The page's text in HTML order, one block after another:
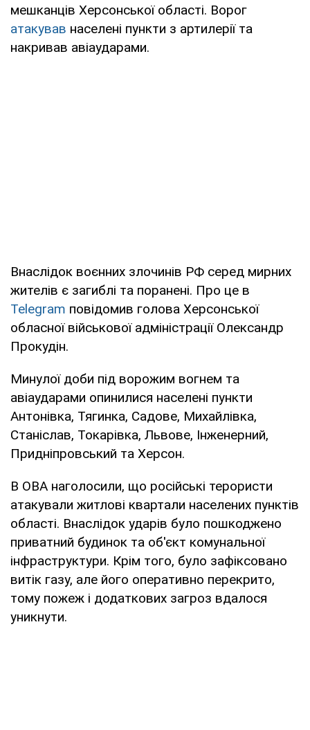
мешканців Херсонської області. Ворог
атакував населені пункти з артилерії та
накривав авіаударами.
Внаслідок воєнних злочинів РФ серед мирних
жителів є загиблі та поранені. Про це в
Telegram повідомив голова Херсонської
обласної військової адміністрації Олександр
Прокудін.
Минулої доби під ворожим вогнем та
авіаударами опинилися населені пункти
Антонівка, Тягинка, Садове, Михайлівка,
Станіслав, Токарівка, Львове, Інженерний,
Придніпровський та Херсон.
В ОВА наголосили, що російські терористи
атакували житлові квартали населених пунктів
області. Внаслідок ударів було пошкоджено
приватний будинок та об'єкт комунальної
інфраструктури. Крім того, було зафіксовано
витік газу, але його оперативно перекрито,
тому пожеж і додаткових загроз вдалося
уникнути.